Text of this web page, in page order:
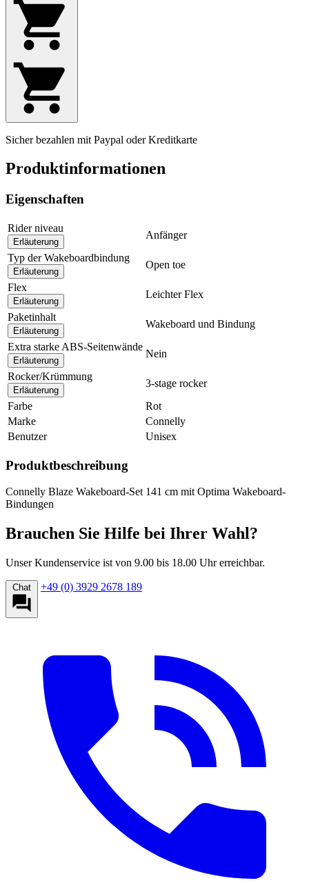
Sicher bezahlen mit Paypal oder Kreditkarte
Produktinformationen
Eigenschaften
Rider niveau
Erläuterung
Anfänger
Typ der Wakeboardbindung
Erläuterung
Open toe
Flex
Erläuterung
Leichter Flex
Paketinhalt
Erläuterung
Wakeboard und Bindung
Extra starke ABS-Seitenwände
Erläuterung
Nein
Rocker/Krümmung
Erläuterung
3-stage rocker
Farbe
Rot
Marke
Connelly
Benutzer
Unisex
Produktbeschreibung
Connelly Blaze Wakeboard-Set 141 cm mit Optima Wakeboard-
Bindungen
Brauchen Sie Hilfe bei Ihrer Wahl?
Unser Kundenservice ist von 9.00 bis 18.00 Uhr erreichbar.
Chat +49 (0) 3929 2678 189